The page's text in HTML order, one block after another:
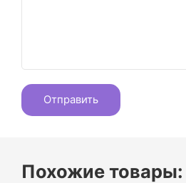
Похожие товары: